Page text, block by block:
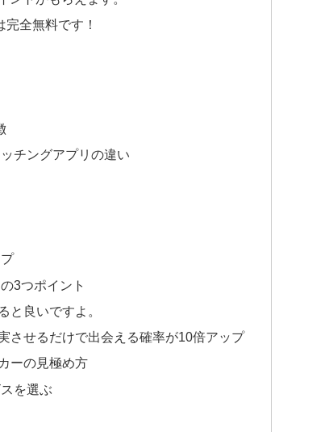
全無料です！
チングアプリの違い
3つポイント
と良いですよ。
させるだけで出会える確率が10倍アップ
ーの見極め方
を選ぶ